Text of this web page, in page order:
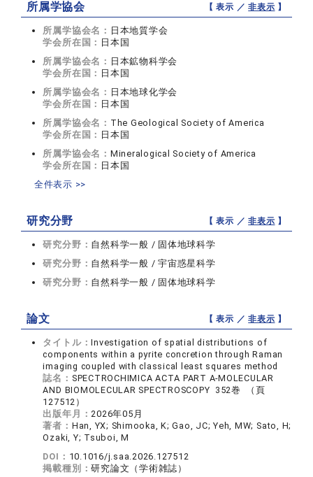
所属学協会 【 表示 ／非表示 】
所属学協会名： 日本地質学会
学会所在国： 日本国
所属学協会名： 日本鉱物科学会
学会所在国： 日本国
所属学協会名： 日本地球化学会
学会所在国： 日本国
所属学協会名： The Geological Society of America
学会所在国： 日本国
所属学協会名： Mineralogical Society of America
学会所在国： 日本国
全件表示 >>
研究分野 【 表示 ／非表示 】
研究分野： 自然科学一般 / 固体地球科学
研究分野： 自然科学一般 / 宇宙惑星科学
研究分野： 自然科学一般 / 固体地球科学
論文 【 表示 ／非表示 】
タイトル：Investigation of spatial distributions of
components within a pyrite concretion through Raman
imaging coupled with classical least squares method
誌名： SPECTROCHIMICA ACTA PART A-MOLECULAR
AND BIOMOLECULAR SPECTROSCOPY 352巻 （頁
127512）
出版年月：2026年05月
著者： Han, YX; Shimooka, K; Gao, JC; Yeh, MW; Sato, H;
Ozaki, Y; Tsuboi, M
DOI： 10.1016/j.saa.2026.127512
掲載種別：研究論文（学術雑誌）